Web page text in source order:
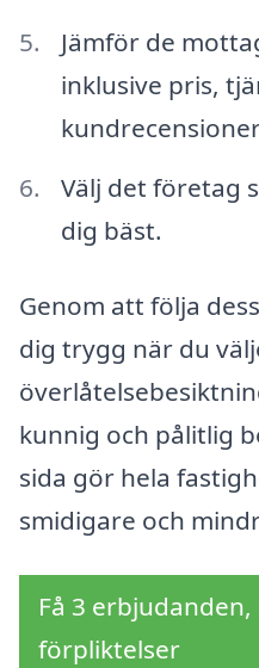
Jämför de
inklusive pris,
Välj det företag
dig bäst.
Genom att följa
dig trygg när du
kunnig och pålitlig
sida gör hela
smidigare och
Få 3
förpliktelser